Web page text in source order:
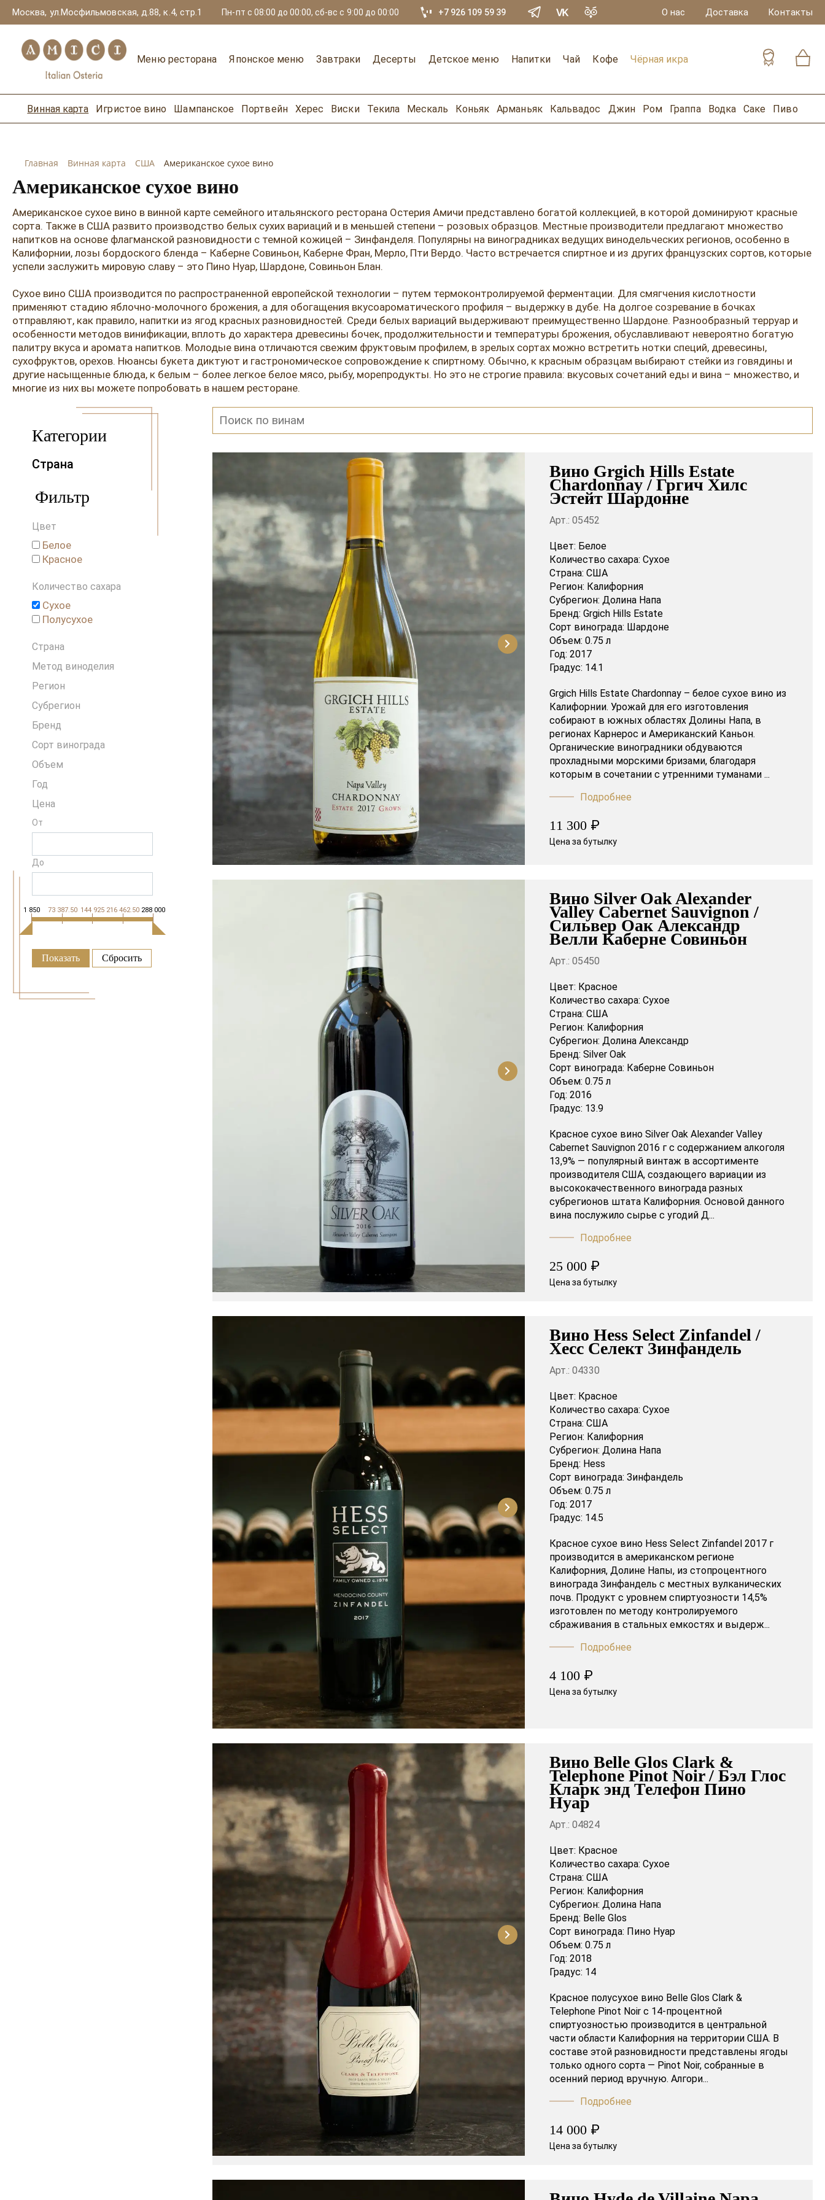
Москва, ул.Мосфильмовская, д.88, к.4, стр.1 Пн-пт с 08:00 до 00:00, сб-вс с 9:00 до 00:00 +7 926 109 59 39 О нас Доставка Контакты
Меню ресторана Японское меню Завтраки Десерты Детское меню Напитки Чай Кофе Чёрная икра
Винная карта Игристое вино Шампанское Портвейн Херес Виски Текила Мескаль Коньяк Арманьяк Кальвадос Джин Ром Граппа Водка Саке Пиво
Главная Винная карта США Американское сухое вино
Американское сухое вино
Американское сухое вино в винной карте семейного итальянского ресторана Остерия Амичи представлено богатой коллекцией, в которой доминируют красные
сорта. Также в США развито производство белых сухих вариаций и в меньшей степени – розовых образцов. Местные производители предлагают множество
напитков на основе флагманской разновидности с темной кожицей – Зинфанделя. Популярны на виноградниках ведущих винодельческих регионов, особенно в
Калифорнии, лозы бордоского бленда – Каберне Совиньон, Каберне Фран, Мерло, Пти Вердо. Часто встречается спиртное и из других французских сортов, которые
успели заслужить мировую славу – это Пино Нуар, Шардоне, Совиньон Блан.
Сухое вино США производится по распространенной европейской технологии – путем термоконтролируемой ферментации. Для смягчения кислотности
применяют стадию яблочно-молочного брожения, а для обогащения вкусоароматического профиля – выдержку в дубе. На долгое созревание в бочках
отправляют, как правило, напитки из ягод красных разновидностей. Среди белых вариаций выдерживают преимущественно Шардоне. Разнообразный терруар и
особенности методов винификации, вплоть до характера древесины бочек, продолжительности и температуры брожения, обуславливают невероятно богатую
палитру вкуса и аромата напитков. Молодые вина отличаются свежим фруктовым профилем, в зрелых сортах можно встретить нотки специй, древесины,
сухофруктов, орехов. Нюансы букета диктуют и гастрономическое сопровождение к спиртному. Обычно, к красным образцам выбирают стейки из говядины и
другие насыщенные блюда, к белым – более легкое белое мясо, рыбу, морепродукты. Но это не строгие правила: вкусовых сочетаний еды и вина – множество, и
многие из них вы можете попробовать в нашем ресторане.
Категории
Страна
Австрия
Венгрия
Германия
Греция
Израиль
Испания
Италия
Новая Зеландия
Португалия
Россия
Словения
США
Франция
Чехия
Чили
Фильтр
Цвет
Белое
Красное
Количество сахара
Сухое
Полусухое
Страна
Метод виноделия
Регион
Субрегион
Бренд
Сорт винограда
Объем
Год
Цена
От
До
1 850 73 387.50 144 925 216 462.50 288 000
Вино Grgich Hills Estate
Chardonnay / Гргич Хилс
Эстейт Шардонне
Арт.: 05452
Цвет: Белое
Количество сахара: Сухое
Страна: США
Регион: Калифорния
Субрегион: Долина Напа
Бренд: Grgich Hills Estate
Сорт винограда: Шардоне
Объем: 0.75 л
Год: 2017
Градус: 14.1
Grgich Hills Estate Chardonnay – белое сухое вино из
Калифорнии. Урожай для его изготовления
собирают в южных областях Долины Напа, в
регионах Карнерос и Американский Каньон.
Органические виноградники обдуваются
прохладными морскими бризами, благодаря
которым в сочетании с утренними туманами ...
Подробнее
11 300 ₽
Цена за бутылку
Вино Silver Oak Alexander
Valley Cabernet Sauvignon /
Сильвер Оак Александр
Велли Каберне Совиньон
Арт.: 05450
Цвет: Красное
Количество сахара: Сухое
Страна: США
Регион: Калифорния
Субрегион: Долина Александр
Бренд: Silver Oak
Сорт винограда: Каберне Совиньон
Объем: 0.75 л
Год: 2016
Градус: 13.9
Красное сухое вино Silver Oak Alexander Valley
Cabernet Sauvignon 2016 г с содержанием алкоголя
13,9% — популярный винтаж в ассортименте
производителя США, создающего вариации из
высококачественного винограда разных
субрегионов штата Калифорния. Основой данного
вина послужило сырье с угодий Д...
Подробнее
25 000 ₽
Цена за бутылку
Вино Hess Select Zinfandel /
Хесс Селект Зинфандель
Арт.: 04330
Цвет: Красное
Количество сахара: Сухое
Страна: США
Регион: Калифорния
Субрегион: Долина Напа
Бренд: Hess
Сорт винограда: Зинфандель
Объем: 0.75 л
Год: 2017
Градус: 14.5
Красное сухое вино Hess Select Zinfandel 2017 г
производится в американском регионе
Калифорния, Долине Напы, из стопроцентного
винограда Зинфандель с местных вулканических
почв. Продукт с уровнем спиртуозности 14,5%
изготовлен по методу контролируемого
сбраживания в стальных емкостях и выдерж...
Подробнее
4 100 ₽
Цена за бутылку
Вино Belle Glos Clark &
Telephone Pinot Noir / Бэл Глос
Кларк энд Телефон Пино
Нуар
Арт.: 04824
Цвет: Красное
Количество сахара: Сухое
Страна: США
Регион: Калифорния
Субрегион: Долина Напа
Бренд: Belle Glos
Сорт винограда: Пино Нуар
Объем: 0.75 л
Год: 2018
Градус: 14
Красное полусухое вино Belle Glos Clark &
Telephone Pinot Noir c 14-процентной
спиртуозностью производится в центральной
части области Калифорния на территории США. В
составе этой разновидности представлены ягоды
только одного сорта — Pinot Noir, собранные в
осенний период вручную. Алгори...
Подробнее
14 000 ₽
Цена за бутылку